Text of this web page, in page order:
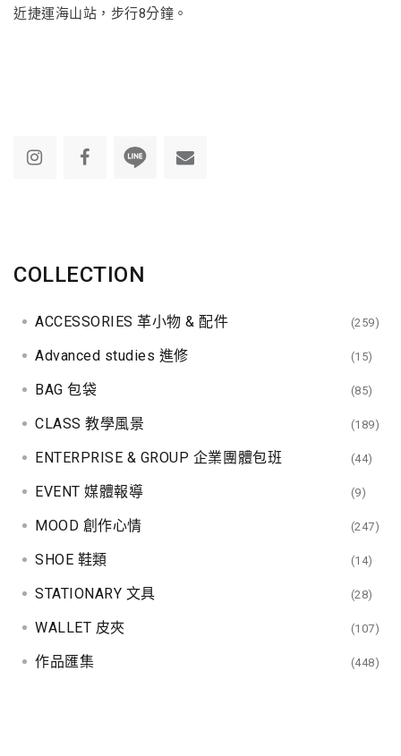
近捷運海山站，步行8分鐘。
COLLECTION
ACCESSORIES 革小物 & 配件 (259)
Advanced studies 進修 (15)
BAG 包袋 (85)
CLASS 教學風景 (189)
ENTERPRISE & GROUP 企業團體包班 (44)
EVENT 媒體報導 (9)
MOOD 創作心情 (247)
SHOE 鞋類 (14)
STATIONARY 文具 (28)
WALLET 皮夾 (107)
作品匯集 (448)